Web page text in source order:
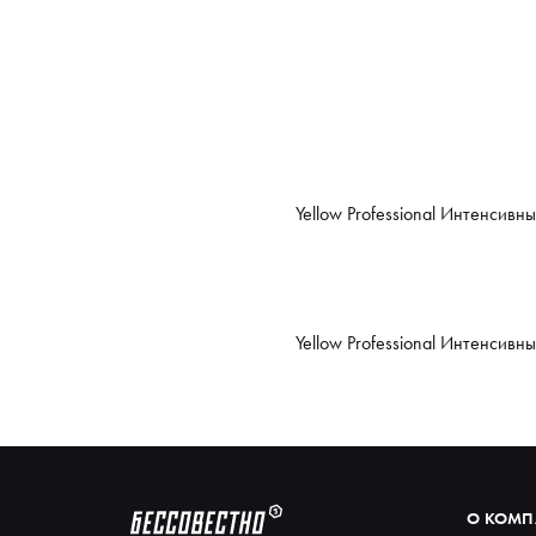
Yellow Professional
Yellow Professional
О